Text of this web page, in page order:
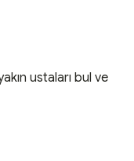
ustaları bul ve